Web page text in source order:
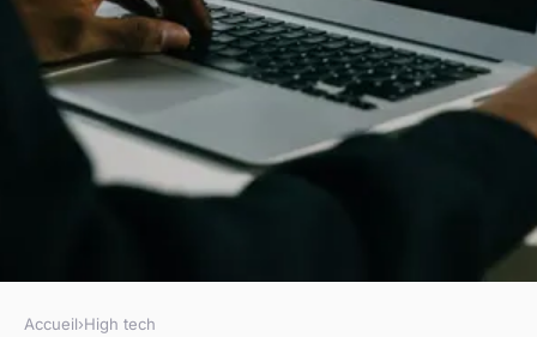
Accueil›High tech